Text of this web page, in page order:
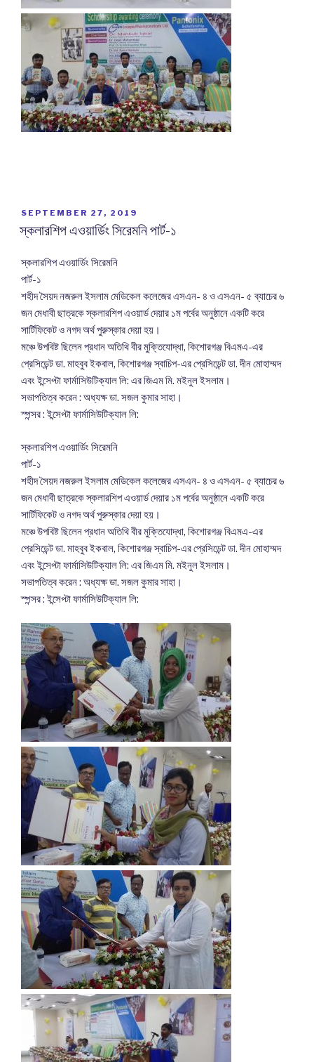
POSTED
ON
SEPTEMBER 27, 2019
স্কলারশিপ এওয়ার্ডিং সিরেমনি পার্ট-১
স্কলারশিপ এওয়ার্ডিং সিরেমনি
পার্ট-১
শহীদ সৈয়দ নজরুল ইসলাম মেডিকেল কলেজের এসএন- ৪ ও এসএন- ৫ ব্যাচের ৬
জন মেধাবী ছাত্রকে স্কলারশিপ এওয়ার্ড দেয়ার ১ম পর্বের অনুষ্ঠানে একটি করে
সার্টিফিকেট ও নগদ অর্থ পুরুস্কার দেয়া হয়।
মঞ্চে উপবিষ্ট ছিলেন প্রধান অতিথি বীর মুক্তিযোদ্ধা, কিশোরগঞ্জ বিএমএ-এর
প্রেসিডেন্ট ডা. মাহবুব ইকবাল, কিশোরগঞ্জ স্বাচিপ-এর প্রেসিডেন্ট ডা. দীন মোহাম্মদ
এবং ইন্সেপ্টা ফার্মাসিউটিক্যাল লি: এর জিএম মি. মইনুল ইসলাম।
সভাপতিত্ব করেন : অধ্যক্ষ ডা. সজল কুমার সাহা।
স্পন্সর : ইন্সেপ্টা ফার্মাসিউটিক্যাল লি:
স্কলারশিপ এওয়ার্ডিং সিরেমনি
পার্ট-১
শহীদ সৈয়দ নজরুল ইসলাম মেডিকেল কলেজের এসএন- ৪ ও এসএন- ৫ ব্যাচের ৬
জন মেধাবী ছাত্রকে স্কলারশিপ এওয়ার্ড দেয়ার ১ম পর্বের অনুষ্ঠানে একটি করে
সার্টিফিকেট ও নগদ অর্থ পুরুস্কার দেয়া হয়।
মঞ্চে উপবিষ্ট ছিলেন প্রধান অতিথি বীর মুক্তিযোদ্ধা, কিশোরগঞ্জ বিএমএ-এর
প্রেসিডেন্ট ডা. মাহবুব ইকবাল, কিশোরগঞ্জ স্বাচিপ-এর প্রেসিডেন্ট ডা. দীন মোহাম্মদ
এবং ইন্সেপ্টা ফার্মাসিউটিক্যাল লি: এর জিএম মি. মইনুল ইসলাম।
সভাপতিত্ব করেন : অধ্যক্ষ ডা. সজল কুমার সাহা।
স্পন্সর : ইন্সেপ্টা ফার্মাসিউটিক্যাল লি: